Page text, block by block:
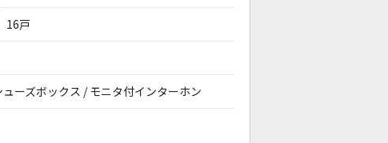
16戸
ーズボックス / モニタ付インターホン